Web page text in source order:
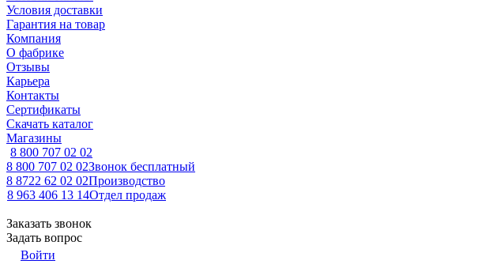
Условия доставки
Гарантия на товар
Компания
О фабрике
Отзывы
Карьера
Контакты
Сертификаты
Скачать каталог
Магазины
8 800 707 02 02
8 800 707 02 02Звонок бесплатный
8 8722 62 02 02Производство
8 963 406 13 14Отдел продаж
Заказать звонок
Задать вопрос
Войти